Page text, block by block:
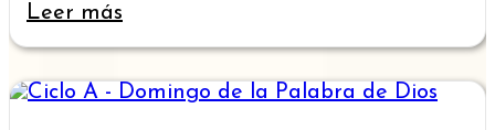
Leer más